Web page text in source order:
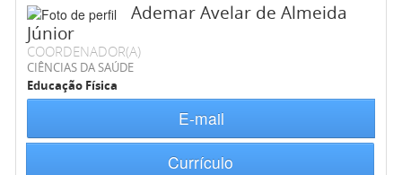
Ademar Avelar de Almeida
Júnior
COORDENADOR(A)
CIÊNCIAS DA SAÚDE
Educação Física
E-mail
Currículo